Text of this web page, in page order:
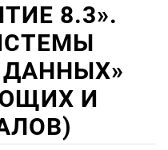
8.3».
И